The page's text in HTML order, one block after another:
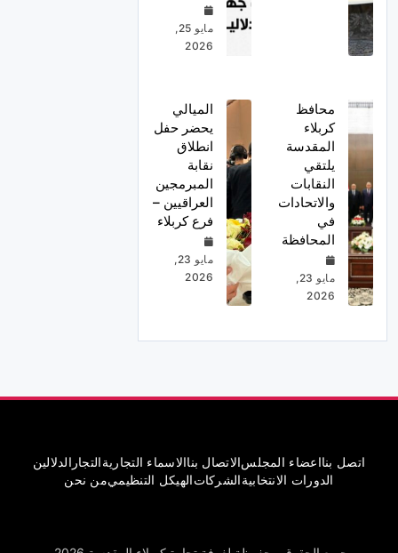
مايو 25,
2026
محافظ
كربلاء
المقدسة
يلتقي
النقابات
والاتحادات
في
المحافظة
مايو 23,
2026
الميالي
يحضر حفل
انطلاق
نقابة
المبرمجين
العراقيين –
فرع كربلاء
مايو 23,
2026
اتصل بنااعضاء المجلسالاتصال بناالاسماء التجاريةالتجار الدلالين
الدورات الانتخابيةالشركاتالهيكل التنظيميمن نحن